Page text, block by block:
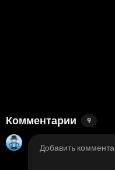
Комментарии 9